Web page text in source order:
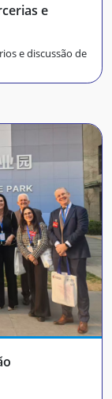
e
e discussão de